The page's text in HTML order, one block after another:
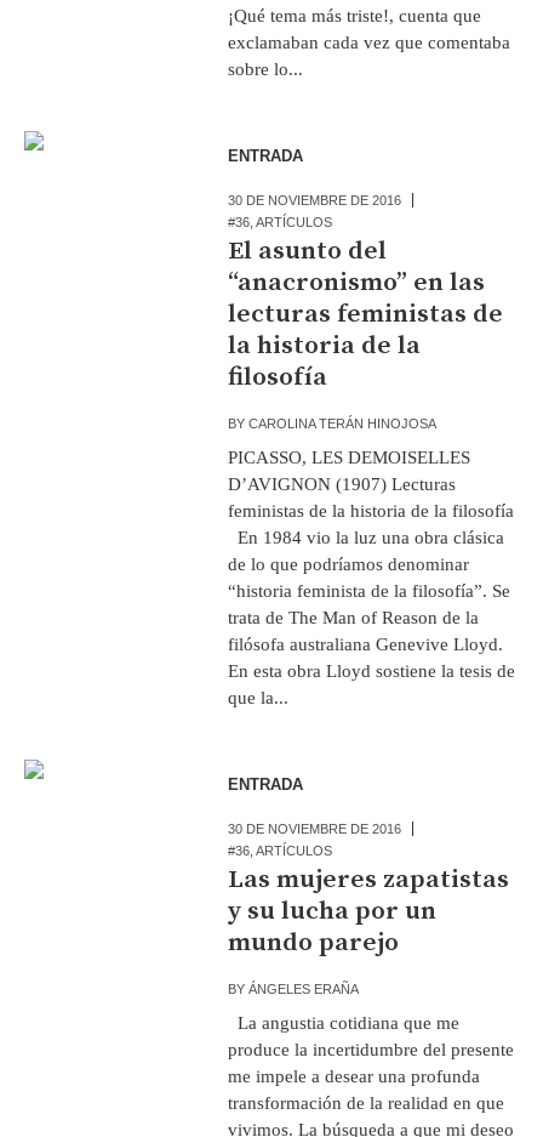
¡Qué tema más triste!, cuenta que
exclamaban cada vez que comentaba
sobre lo...
ENTRADA
30 DE NOVIEMBRE DE 2016
#36 ,ARTÍCULOS
El asunto del
“anacronismo” en las
lecturas feministas de
la historia de la
filosofía
BYCAROLINA TERÁN HINOJOSA
PICASSO, LES DEMOISELLES
D’AVIGNON (1907) Lecturas
feministas de la historia de la filosofía
En 1984 vio la luz una obra clásica
de lo que podríamos denominar
“historia feminista de la filosofía”. Se
trata de The Man of Reason de la
filósofa australiana Genevive Lloyd.
En esta obra Lloyd sostiene la tesis de
que la...
ENTRADA
30 DE NOVIEMBRE DE 2016
#36 ,ARTÍCULOS
Las mujeres zapatistas
y su lucha por un
mundo parejo
BYÁNGELES ERAÑA
La angustia cotidiana que me
produce la incertidumbre del presente
me impele a desear una profunda
transformación de la realidad en que
vivimos. La búsqueda a que mi deseo